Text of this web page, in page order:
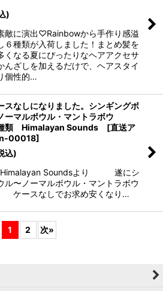
)
敵に演出♡Rainbowから手作り感溢
６種類が入荷しました！まとめ髪を
くなる夏にぴったりなヘアアクセサ
んざしを加えるだけで、ヘアスタイ
個性的…
スなしになりました。シンギングボ
マルボウル・マントラボウ
Himalayan Sounds [直送ア
00018]
込)
Soundsより 遂にシ
ル〜ノーマルボウル・マントラボウ
なしでお求め安くなり…
1 2 次»